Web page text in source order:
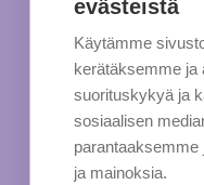
evästeistä
Käytämme
kerätäksemme ja
suorituskykyä ja
sosiaalisen
parantaaksemme
ja mainoksia.